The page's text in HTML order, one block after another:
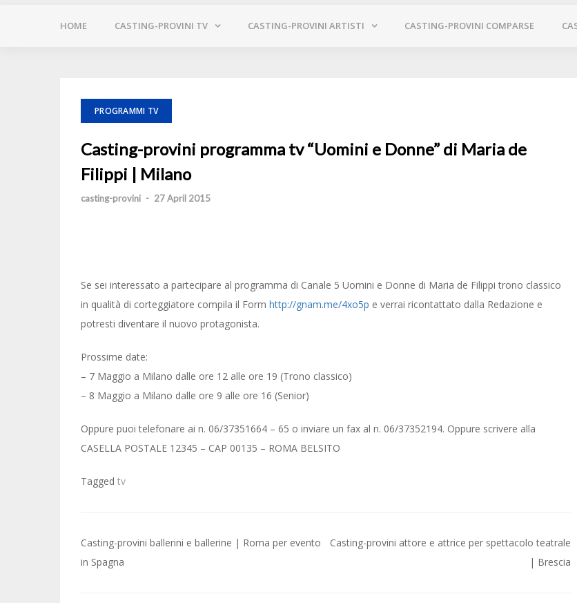
HOME CASTING-PROVINI TV CASTING-PROVINI ARTISTI CASTING-PROVINI COMPARSE
PROGRAMMI TV
Casting-provini programma tv “Uomini e Donne” di Maria de
Filippi | Milano
casting-provini - 27 April 2015
Se sei interessato a partecipare al programma di Canale 5 Uomini e Donne di Maria de Filippi trono classico
in qualità di corteggiatore compila il Form http://gnam.me/4xo5p e verrai ricontattato dalla Redazione e
potresti diventare il nuovo protagonista.
Prossime date:
– 7 Maggio a Milano dalle ore 12 alle ore 19 (Trono classico)
– 8 Maggio a Milano dalle ore 9 alle ore 16 (Senior)
Oppure puoi telefonare ai n. 06/37351664 – 65 o inviare un fax al n. 06/37352194. Oppure scrivere alla
CASELLA POSTALE 12345 – CAP 00135 – ROMA BELSITO
Tagged tv
Post
navigation
Casting-provini ballerini e ballerine | Roma per evento
in Spagna
Casting-provini attore e attrice per spettacolo teatrale
| Brescia